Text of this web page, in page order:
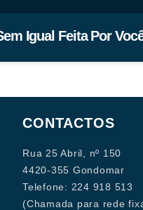
Igual Feita Por
CONTACTOS
Rua 25 Abril, nº 150
4420-355 Gondomar
Telefone: 224 918 513
(Chamada para rede